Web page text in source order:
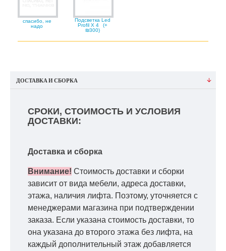
спасибо, не
надо
Подсветка Led
Profil X 4
(+
₪300)
ДОСТАВКА И СБОРКА
СРОКИ, СТОИМОСТЬ И УСЛОВИЯ
ДОСТАВКИ:
Доставка и сборка
Внимание! Стоимость доставки и сборки
зависит от вида мебели, адреса доставки,
этажа, наличия лифта. Поэтому, уточняется с
менеджерами магазина при подтверждении
заказа. Если указана стоимость доставки, то
она указана до второго этажа без лифта, на
каждый дополнительный этаж добавляется